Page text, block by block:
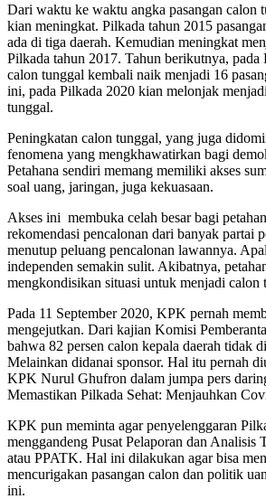
Dari waktu ke waktu angka pasangan calon
kian meningkat. Pilkada tahun 2015
ada di tiga daerah. Kemudian meningkat
Pilkada tahun 2017. Tahun berikutnya, pada
calon tunggal kembali naik menjadi 16
ini, pada Pilkada 2020 kian melonjak
tunggal.
Peningkatan calon tunggal, yang juga
fenomena yang mengkhawatirkan bagi
Petahana sendiri memang memiliki akses
soal uang, jaringan, juga kekuasaan.
Akses ini membuka celah besar bagi
rekomendasi pencalonan dari banyak partai
menutup peluang pencalonan lawannya.
independen semakin sulit. Akibatnya,
mengkondisikan situasi untuk menjadi calon
Pada 11 September 2020, KPK pernah
mengejutkan. Dari kajian Komisi
bahwa 82 persen calon kepala daerah tidak
Melainkan didanai sponsor. Hal itu pernah
KPK Nurul Ghufron dalam jumpa pers
Memastikan Pilkada Sehat: Menjauhkan
KPK pun meminta agar penyelenggaran
menggandeng Pusat Pelaporan dan Analisis
atau PPATK. Hal ini dilakukan agar bisa
mencurigakan pasangan calon dan politik
ini.